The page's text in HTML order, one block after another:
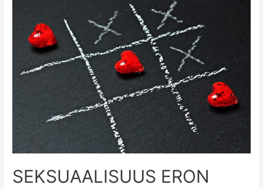
SEKSUAALISUUS ERON